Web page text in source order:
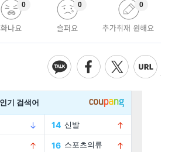
화나요
0
슬퍼요
0
추가취재 원해요
0